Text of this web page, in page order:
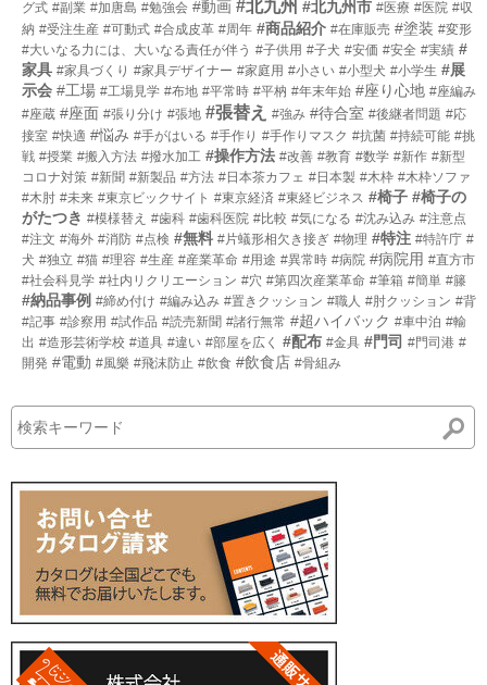
グ式 #副業 #加唐島 #勉強会 #動画 #北九州 #北九州市 #医療 #医院 #収
納 #受注生産 #可動式 #合成皮革 #周年 #商品紹介 #在庫販売 #塗装 #変形
#大いなる力には、大いなる責任が伴う #子供用 #子犬 #安価 #安全 #実績 #
家具 #家具づくり #家具デザイナー #家庭用 #小さい #小型犬 #小学生 #展
示会 #工場 #工場見学 #布地 #平常時 #平枘 #年末年始 #座り心地 #座編み
#座蔵 #座面 #張り分け #張地 #張替え #強み #待合室 #後継者問題 #応
接室 #快適 #悩み #手がはいる #手作り #手作りマスク #抗菌 #持続可能 #挑
戦 #授業 #搬入方法 #撥水加工 #操作方法 #改善 #教育 #数学 #新作 #新型
コロナ対策 #新聞 #新製品 #方法 #日本茶カフェ #日本製 #木枠 #木枠ソファ
#木肘 #未来 #東京ビックサイト #東京経済 #東経ビジネス #椅子 #椅子の
がたつき #模様替え #歯科 #歯科医院 #比較 #気になる #沈み込み #注意点
#注文 #海外 #消防 #点検 #無料 #片蟻形相欠き接ぎ #物理 #特注 #特許庁 #
犬 #独立 #猫 #理容 #生産 #産業革命 #用途 #異常時 #病院 #病院用 #直方市
#社会科見学 #社内リクリエーション #穴 #第四次産業革命 #筆箱 #簡単 #籐
#納品事例 #締め付け #編み込み #置きクッション #職人 #肘クッション #背
#記事 #診察用 #試作品 #読売新聞 #諸行無常 #超ハイバック #車中泊 #輸
出 #造形芸術学校 #道具 #違い #部屋を広く #配布 #金具 #門司 #門司港 #
開発 #電動 #風樂 #飛沫防止 #飲食 #飲食店 #骨組み